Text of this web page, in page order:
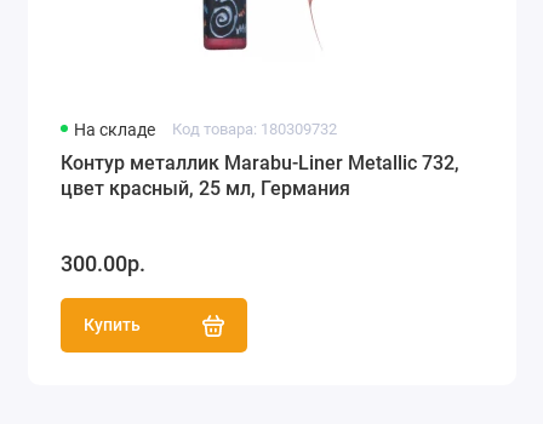
На складе Код товара: 180309732
Контур металлик Marabu-Liner Metallic 732,
цвет красный, 25 мл, Германия
300.00р.
Купить